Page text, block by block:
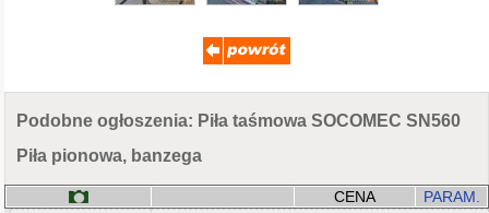
Podobne ogłoszenia: Piła taśmowa SOCOMEC SN560
Piła pionowa, banzega
CENA PARAM.